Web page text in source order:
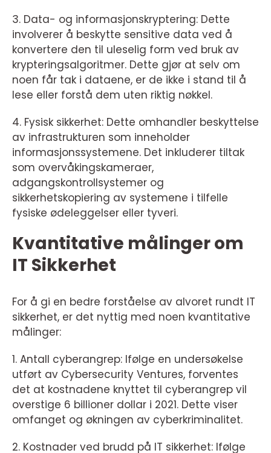
3. Data- og informasjonskryptering: Dette
involverer å beskytte sensitive data ved å
konvertere den til uleselig form ved bruk av
krypteringsalgoritmer. Dette gjør at selv om
noen får tak i dataene, er de ikke i stand til å
lese eller forstå dem uten riktig nøkkel.
4. Fysisk sikkerhet: Dette omhandler beskyttelse
av infrastrukturen som inneholder
informasjonssystemene. Det inkluderer tiltak
som overvåkingskameraer,
adgangskontrollsystemer og
sikkerhetskopiering av systemene i tilfelle
fysiske ødeleggelser eller tyveri.
Kvantitative målinger om
IT Sikkerhet
For å gi en bedre forståelse av alvoret rundt IT
sikkerhet, er det nyttig med noen kvantitative
målinger:
1. Antall cyberangrep: Ifølge en undersøkelse
utført av Cybersecurity Ventures, forventes
det at kostnadene knyttet til cyberangrep vil
overstige 6 billioner dollar i 2021. Dette viser
omfanget og økningen av cyberkriminalitet.
2. Kostnader ved brudd på IT sikkerhet: Ifølge